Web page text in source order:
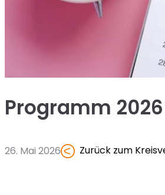
Programm 2026
26. Mai 2026 Zurück zum